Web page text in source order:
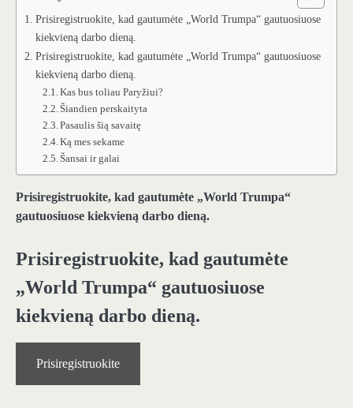
Prisiregistruokite, kad gautumėte „World Trumpa“ gautuosiuose
kiekvieną darbo dieną.
Prisiregistruokite, kad gautumėte „World Trumpa“ gautuosiuose
kiekvieną darbo dieną.
Kas bus toliau Paryžiui?
Šiandien perskaityta
Pasaulis šią savaitę
Ką mes sekame
Šansai ir galai
Prisiregistruokite, kad gautumėte „World Trumpa“
gautuosiuose kiekvieną darbo dieną.
Prisiregistruokite, kad gautumėte
„World Trumpa“ gautuosiuose
kiekvieną darbo dieną.
Prisiregistruokite